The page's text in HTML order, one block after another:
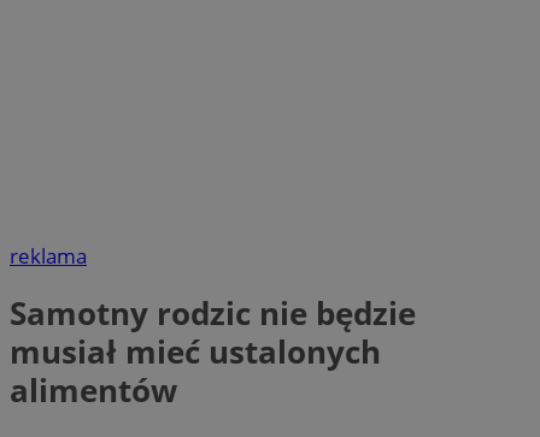
reklama
Samotny rodzic nie będzie
musiał mieć ustalonych
alimentów